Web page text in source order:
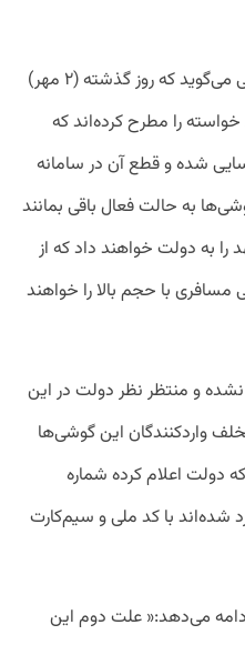
رییس اتحادیه دستگاه‌های مخابراتی می‌گوید که روز گذشته (۲ مهر)
را مطرح کرده‌اند که
گوشی شناسایی شده و قطع آن در سامانه
به حالت فعال باقی بمانند
را به دولت خواهند داد که از
با حجم بالا را خواهند
و منتظر نظر دولت در این
واردکنندگان این گوشی‌ها
دولت اعلام کرده شماره
شده‌اند با کد ملی و سیم‌کارت
می‌دهد:« علت دوم این